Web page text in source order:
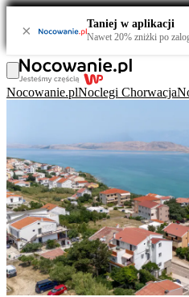
× Taniej w aplikacji
Nawet 20% zniżki po
Nocowanie.plNoclegi Chorwacja